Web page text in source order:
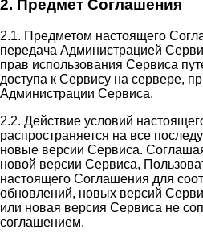
2. Предмет Соглашения
2.1. Предметом настоящего
передача Администрацией
прав использования Сервиса
доступа к Сервису на сервере,
Администрации Сервиса.
2.2. Действие условий
распространяется на все
новые версии Сервиса.
новой версии Сервиса,
настоящего Соглашения для
обновлений, новых версий
или новая версия Сервиса не
соглашением.